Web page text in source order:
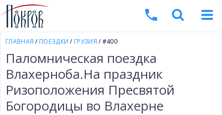
ГЛАВНАЯ / ПОЕЗДКИ / ГРУЗИЯ / #400
Паломническая поездка
Влахерноба.На праздник
Ризоположения Пресвятой
Богородицы во Влахерне